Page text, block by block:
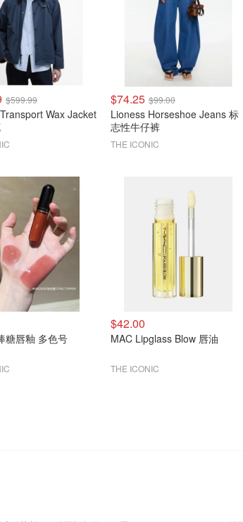
$599.99
Wax Jacket
$74.25 $99.00
Lioness Horseshoe Jeans 标
志性牛仔裤
THE ICONIC
糖唇釉 多色号
$42.00
MAC Lipglass Blow 唇油
THE ICONIC